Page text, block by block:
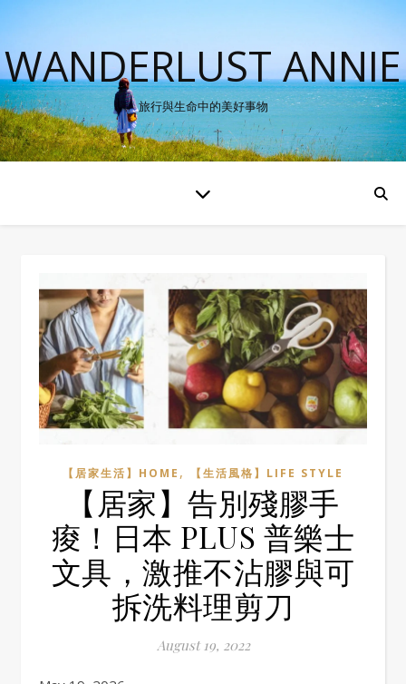
WANDERLUST ANNIE
旅行與生命中的美好事物
【居家生活】HOME , 【生活風格】LIFE STYLE
【居家】告別殘膠手
痠！日本 PLUS 普樂士
文具，激推不沾膠與可
拆洗料理剪刀
August 19, 2022